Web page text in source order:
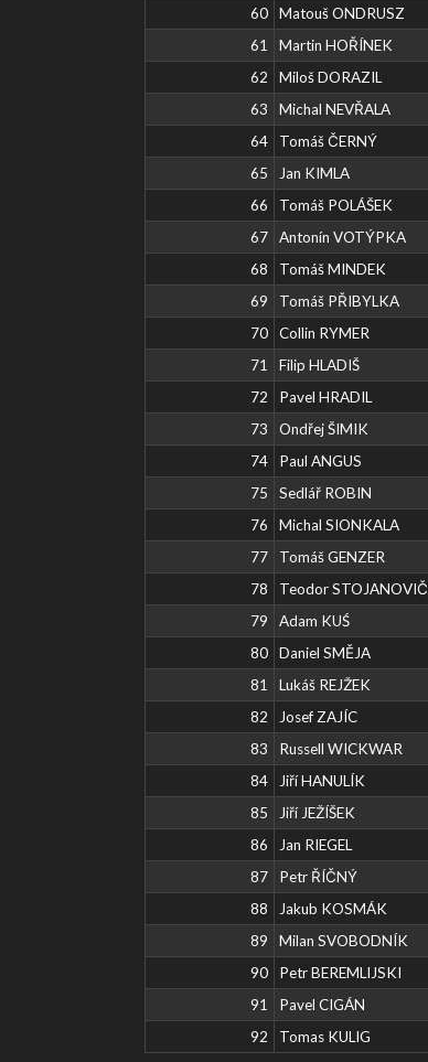
60
Matouš ONDRUSZ
61
Martin HOŘÍNEK
62
Miloš DORAZIL
63
Michal NEVŘALA
64
Tomáš ČERNÝ
65
Jan KIMLA
66
Tomáš POLÁŠEK
67
Antonín VOTÝPKA
68
Tomáš MINDEK
69
Tomáš PŘIBYLKA
70
Collin RYMER
71
Filip HLADIŠ
72
Pavel HRADIL
73
Ondřej ŠIMIK
74
Paul ANGUS
75
Sedlář ROBIN
76
Michal SIONKALA
77
Tomáš GENZER
78
Teodor STOJANOVIČ
79
Adam KUŚ
80
Daniel SMĚJA
81
Lukáš REJŽEK
82
Josef ZAJÍC
83
Russell WICKWAR
84
Jiří HANULÍK
85
Jiří JEŽÍŠEK
86
Jan RIEGEL
87
Petr ŘÍČNÝ
88
Jakub KOSMÁK
89
Milan SVOBODNÍK
90
Petr BEREMLIJSKI
91
Pavel CIGÁN
92
Tomas KULIG